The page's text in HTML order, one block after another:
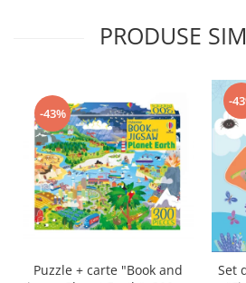
PRODUSE
-43%
Puzzle + carte "Book and
-
Set